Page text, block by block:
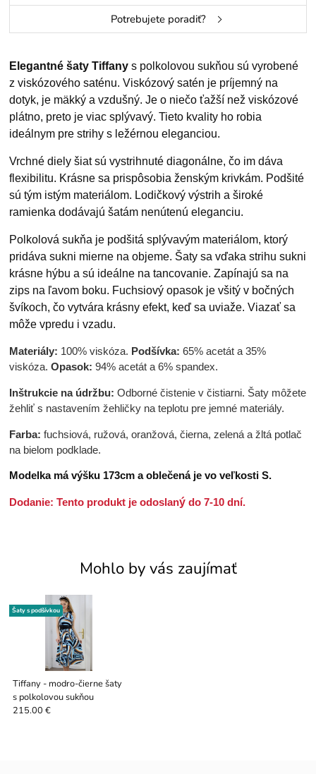
Potrebujete poradiť?
Elegantné šaty Tiffany s polkolovou sukňou sú vyrobené
z viskózového saténu. Viskózový satén je príjemný na
dotyk, je mäkký a vzdušný. Je o niečo ťažší než viskózové
plátno, preto je viac splývavý. Tieto kvality ho robia
ideálnym pre strihy s ležérnou eleganciou.
Vrchné diely šiat sú vystrihnuté diagonálne, čo im dáva
flexibilitu. Krásne sa prispôsobia ženským krivkám. Podšité
sú tým istým materiálom. Lodičkový výstrih a široké
ramienka dodávajú šatám nenútenú eleganciu.
Polkolová sukňa je podšitá splývavým materiálom, ktorý
pridáva sukni mierne na objeme. Šaty sa vďaka strihu sukni
krásne hýbu a sú ideálne na tancovanie. Zapínajú sa na
zips na ľavom boku. Fuchsiový opasok je všitý v bočných
švíkoch, čo vytvára krásny efekt, keď sa uviaže. Viazať sa
môže vpredu i vzadu.
Materiály: 100% viskóza. Podšívka: 65% acetát a 35%
viskóza.Opasok: 94% acetát a 6% spandex.
Inštrukcie na údržbu: Odborné čistenie v čistiarni. Šaty môžete
žehliť s nastavením žehličky na teplotu pre jemné materiály.
Farba:fuchsiová, ružová, oranžová, čierna, zelená a žltá potlač
na bielom podklade.
Modelka má výšku 173cm a oblečená je vo veľkosti S.
Dodanie: Tento produkt je odoslaný do 7-10 dní.
Mohlo by vás zaujímať
Tiffany - modro-čierne šaty
s polkolovou sukňou
Šaty s podšívkou
215.00 €